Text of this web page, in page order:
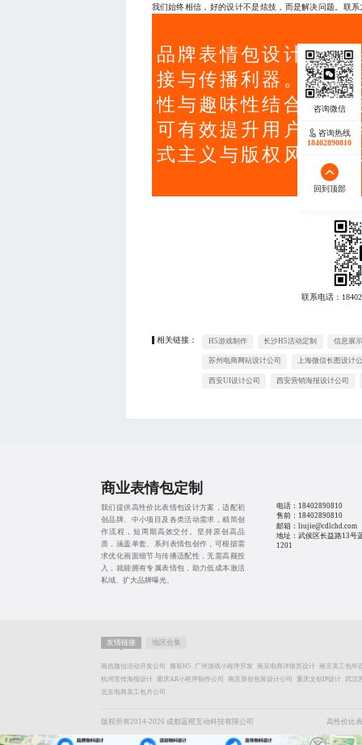
我们始终相信，好的设计不是炫技，而是解决问题。联系
品牌表情包设计不仅
接与传播利器。通过
性与趣味性结合、采
可有效提升用户使用
式主义与版权风险，
联系电话：
相关链接： H5游戏制作 长沙H5活动定制 信息展
苏州电商网站设计公司 上海微信长图设计
西安UI设计公司 西安营销海报设计公司
咨询热线
18402890810
回到顶部
商业表情包定制
我们提供高性价比表情包设计方案，适配初
创品牌、中小项目及各类活动需求，精简创
作流程，短周期高效交付。坚持原创高品
质，涵盖单套、系列表情包创作，可根据需
求优化画面细节与传播适配性，无需高额投
入，就能拥有专属表情包，助力低成本激活
私域、扩大品牌曝光。
电话： 18402890810
售前： 18402890810
邮箱：liujie@cdlchd.com
地址：武侯区长益路13号
1201
友情链接 地区合集
南昌微信活动开发公司 服装H5 广州游戏小程序开发 南京电商详情页设计 南京美工包年
杭州宣传海报设计
重庆AR小程序制作公司 南京原创包装设计公司 重庆文创IP设计
武汉
北京电商美工包月公司
版权所有2014-2026 成都蓝橙互动科技有限公司 高性价比